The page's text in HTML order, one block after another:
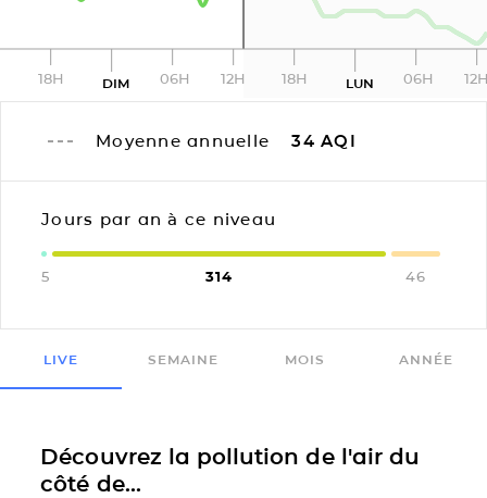
18H DIM 06H 12H 18H LUN 06H
Moyenne annuelle 34 AQI
Jours par an à ce niveau
5 314 46
LIVE SEMAINE MOIS ANNÉE
Découvrez la pollution de l'air du
côté de...